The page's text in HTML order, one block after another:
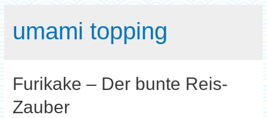
umami topping
Furikake – Der bunte Reis-
Zauber